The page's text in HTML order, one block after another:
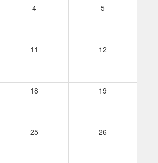
4 5
11 12
18 19
25 26